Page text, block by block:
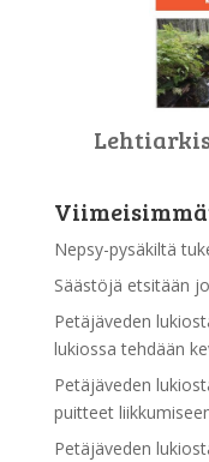
Nepsy-pysäkiltä
Säästöjä etsitään
Petäjäveden
lukiossa tehdään
Petäjäveden
puitteet
Petäjäveden